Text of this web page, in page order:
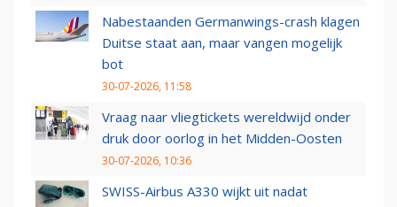
Nabestaanden Germanwings-crash klagen
Duitse staat aan, maar vangen mogelijk
bot
30-07-2026, 11:58
Vraag naar vliegtickets wereldwijd onder
druk door oorlog in het Midden-Oosten
30-07-2026, 10:36
SWISS-Airbus A330 wijkt uit nadat